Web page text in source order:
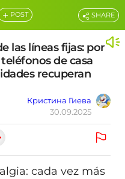
+ POST
las líneas fijas: por
de casa
recuperan
Кристина Гиева
30.09.2025
SHARE
cada vez más